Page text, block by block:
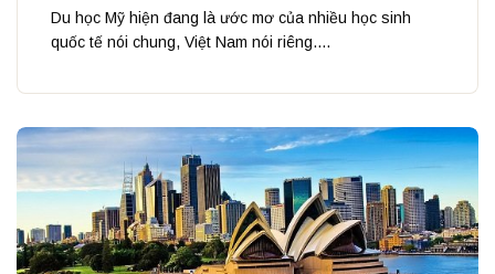
Du học Mỹ hiện đang là ước mơ của nhiều học sinh
quốc tế nói chung, Việt Nam nói riêng....